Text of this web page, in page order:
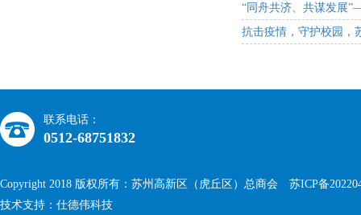
“同舟共济、共谋发展
抗击疫情，守护校园，
联系电话：
0512-68751832
Copyright 2018 版权所有：苏州高新区（虎丘区）总商会 苏ICP备
技术支持：仕德伟科技